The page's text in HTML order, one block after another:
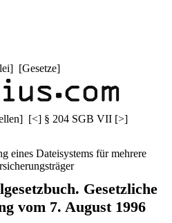
] [Gesetze]
] [<] § 204 SGB VII [>]
eines Dateisystems für mehrere
Gesetzliche
vom 7. August 1996